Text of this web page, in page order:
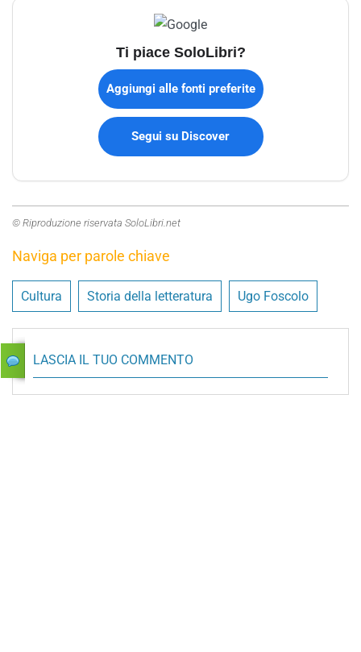
Ti piace SoloLibri?
Aggiungi alle fonti preferite
Segui su Discover
© Riproduzione riservata SoloLibri.net
Naviga per parole chiave
Cultura Storia della letteratura Ugo Foscolo
LASCIA IL TUO COMMENTO